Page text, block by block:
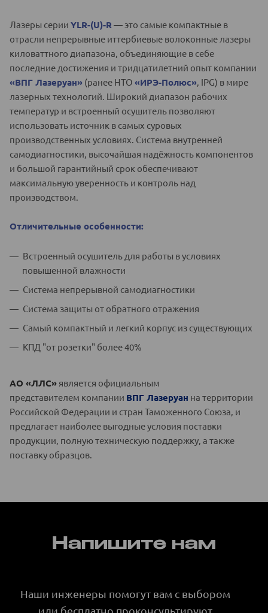
Лазеры серии YLR-(U)-R — это самые компактные в
отрасли непрерывные иттербиевые волоконные лазеры
киловаттного диапазона, объединяющие в себе
последние достижения и тридцатилетний опыт компании
«ВПГ Лазеруан» (ранее НТО «ИРЭ-Полюс» , IPG) в мире
лазерных технологий. Широкий диапазон рабочих
температур и встроенный осушитель позволяют
использовать источник в самых суровых
производственных условиях. Система внутренней
самодиагностики, высочайшая надёжность компонентов
и большой гарантийный срок обеспечивают
максимальную уверенность и контроль над
производством.
Отличительные особенности:
Встроенный осушитель для работы в условиях
повышенной влажности
Система непрерывной самодиагностики
Система защиты от обратного отражения
Самый компактный и легкий корпус из существующих
КПД "от розетки" более 40%
АО «ЛЛС» является официальным
представителем компании ВПГ Лазеруан на территории
Российской Федерации и стран Таможенного Союза, и
предлагает наиболее выгодные условия поставки
продукции, полную техническую поддержку, а также
поставку образцов.
Напишите нам
Наши инженеры помогут вам с выбором
или бесплатно проконсультируют